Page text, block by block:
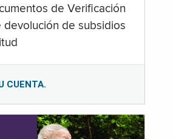
de Verificación
devolución de subsidios
CUENTA.